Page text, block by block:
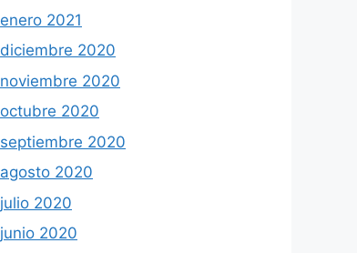
enero 2021
diciembre 2020
noviembre 2020
octubre 2020
septiembre 2020
agosto 2020
julio 2020
junio 2020